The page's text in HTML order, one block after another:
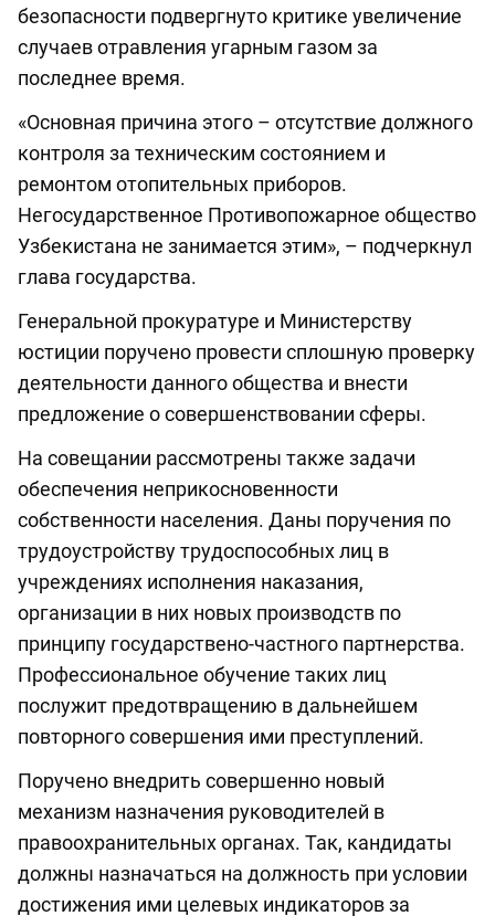
безопасности подвергнуто критике увеличение
случаев отравления угарным газом за
последнее время.
«Основная причина этого – отсутствие должного
контроля за техническим состоянием и
ремонтом отопительных приборов.
Негосударственное Противопожарное общество
Узбекистана не занимается этим», – подчеркнул
глава государства.
Генеральной прокуратуре и Министерству
юстиции поручено провести сплошную проверку
деятельности данного общества и внести
предложение о совершенствовании сферы.
На совещании рассмотрены также задачи
обеспечения неприкосновенности
собственности населения. Даны поручения по
трудоустройству трудоспособных лиц в
учреждениях исполнения наказания,
организации в них новых производств по
принципу государствено-частного партнерства.
Профессиональное обучение таких лиц
послужит предотвращению в дальнейшем
повторного совершения ими преступлений.
Поручено внедрить совершенно новый
механизм назначения руководителей в
правоохранительных органах. Так, кандидаты
должны назначаться на должность при условии
достижения ими целевых индикаторов за